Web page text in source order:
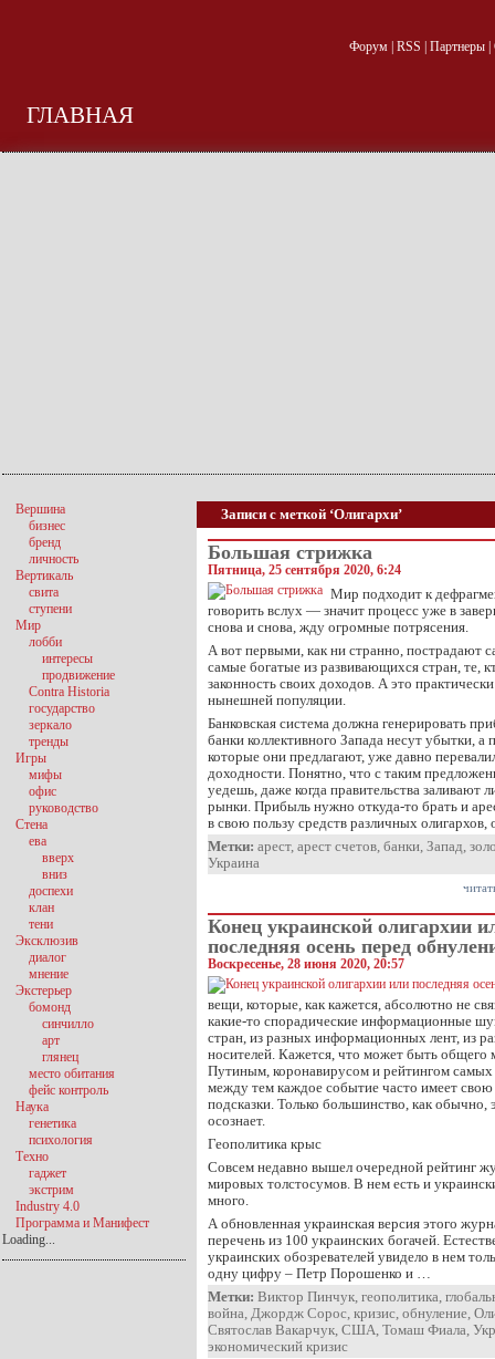
Форум| RSS Партнеры|
ГЛАВНАЯ
Записи с меткой ‘Олигархи’
Большая стрижка
Пятница, 25 сентября 2020, 6:24
Мир подходит к
говорить вслух — значит процесс уже в
снова и снова, жду огромные потрясения.
А вот первыми, как ни странно, пострадают
самые богатые из развивающихся стран, те,
законность своих доходов. А это
нынешней популяции.
Банковская система должна генерировать
банки коллективного Запада несут убытки, а
которые они предлагают, уже давно
доходности. Понятно, что с таким
уедешь, даже когда правительства заливают
рынки. Прибыль нужно откуда-то брать и
в свою пользу средств различных
Метки: арест, арест счетов, банки, Запад,
Украина
Конец украинской олигархии
последняя осень перед
Воскресенье, 28 июня 2020, 20:57
вещи, которые, как кажется, абсолютно не
какие-то спорадические информационные
стран, из разных информационных лент, из
носителей. Кажется, что может быть общего
Путиным, коронавирусом и рейтингом
между тем каждое событие часто имеет свою
подсказки. Только большинство, как обычно,
осознает.
Геополитика крыс
Совсем недавно вышел очередной рейтинг
мировых толстосумов. В нем есть и
много.
А обновленная украинская версия этого
перечень из 100 украинских богачей.
украинских обозревателей увидело в нем
одну цифру – Петр Порошенко и …
Метки: Виктор Пинчук, геополитика,
война, Джордж Сорос, кризис, обнуление,
Святослав Вакарчук, США, Томаш Фиала,
экономический кризис
Вершина
бизнес
бренд
личность
Вертикаль
свита
ступени
Мир
лобби
интересы
продвижение
Contra Historia
государство
зеркало
тренды
Игры
мифы
офис
руководство
Стена
ева
вверх
вниз
доспехи
клан
тени
Эксклюзив
диалог
мнение
Экстерьер
бомонд
синчилло
арт
глянец
место обитания
фейс контроль
Наука
генетика
психология
Техно
гаджет
экстрим
Industry 4.0
Программа и Манифест
Loading...